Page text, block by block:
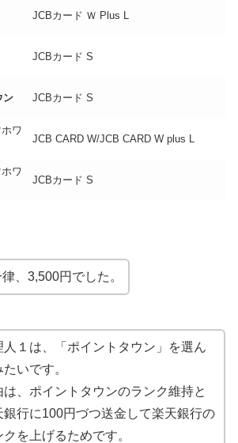
JCBカード Ｗ Plus L
JCBカード S
ン JCBカード S
ワ
JCB CARD W/JCB CARD W plus L
ワ
JCBカード S
、3,500円でした。
人１は、「ポイントタウン」を選ん
たいです。
は、ポイントタウンのランク維持と
銀行に100円づつ送金して楽天銀行の
クを上げるためです。